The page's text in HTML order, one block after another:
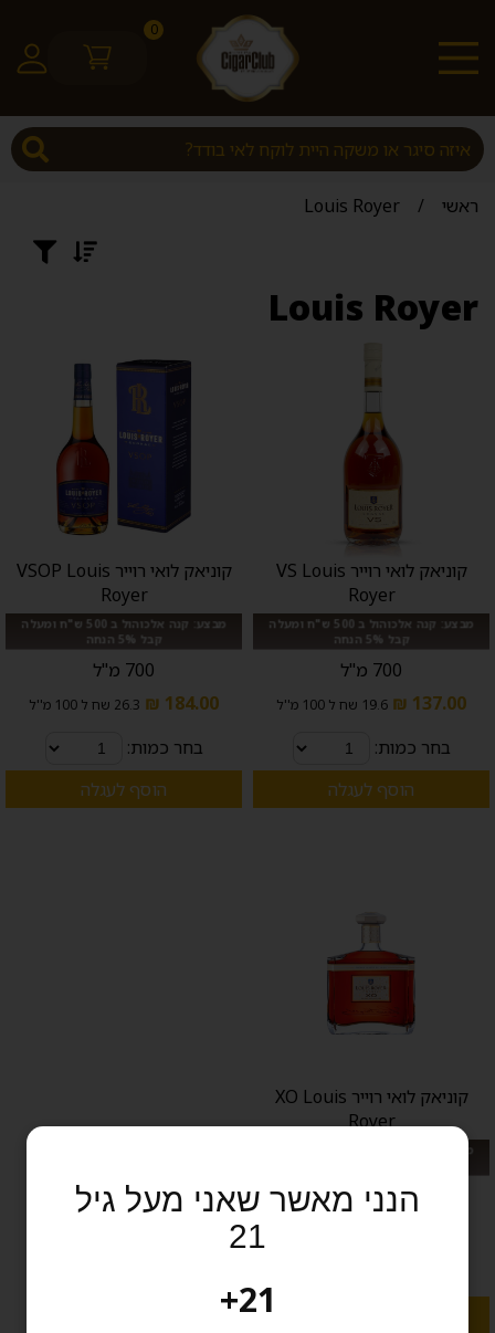
0
ראשי /
Louis Royer
Louis Royer
קוניאק לואי רוייר VS Louis
Royer
מבצע: קנה אלכוהול ב 500 ש"ח ומעלה
קבל 5% הנחה
700 מ"ל
137.00 ₪
19.6 שח ל 100 מ''ל
בחר כמות:
הוסף לעגלה
קוניאק לואי רוייר VSOP Louis
Royer
מבצע: קנה אלכוהול ב 500 ש"ח ומעלה
קבל 5% הנחה
700 מ"ל
184.00 ₪
26.3 שח ל 100 מ''ל
בחר כמות:
הוסף לעגלה
קוניאק לואי רוייר XO Louis
Royer
700 מ"ל
הנני מאשר שאני מעל גיל
21
21+